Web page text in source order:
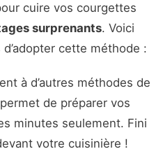
cuire vos courgettes
surprenants. Voici
cette méthode :
à d’autres méthodes de
de préparer vos
minutes seulement. Fini
votre cuisinière !